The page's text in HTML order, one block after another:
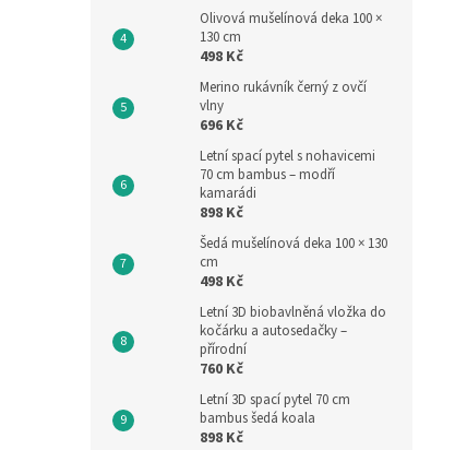
Olivová mušelínová deka 100 ×
130 cm
498 Kč
Merino rukávník černý z ovčí
vlny
696 Kč
Letní spací pytel s nohavicemi
70 cm bambus – modří
kamarádi
898 Kč
Šedá mušelínová deka 100 × 130
cm
498 Kč
Letní 3D biobavlněná vložka do
kočárku a autosedačky –
přírodní
760 Kč
Letní 3D spací pytel 70 cm
bambus šedá koala
898 Kč